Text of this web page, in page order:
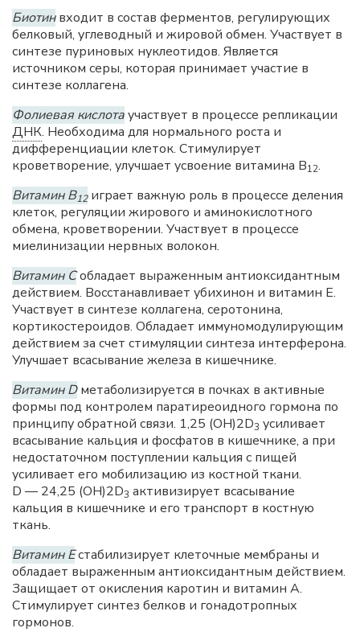
Биотинвходит в состав ферментов, регулирующих
белковый, углеводный и жировой обмен. Участвует в
синтезе пуриновых нуклеотидов. Является
источником серы, которая принимает участие в
синтезе коллагена.
Фолиевая кислотаучаствует в процессе репликации
ДНК. Необходима для нормального роста и
дифференциации клеток. Стимулирует
кроветворение, улучшает усвоение витамина В12.
Витамин В12играет важную роль в процессе деления
клеток, регуляции жирового и аминокислотного
обмена, кроветворении. Участвует в процессе
миелинизации нервных волокон.
Витамин Собладает выраженным антиоксидантным
действием. Восстанавливает убихинон и витамин E.
Участвует в синтезе коллагена, серотонина,
кортикостероидов. Обладает иммуномодулирующим
действием за счет стимуляции синтеза интерферона.
Улучшает всасывание железа в кишечнике.
Витамин Dметаболизируется в почках в активные
формы под контролем паратиреоидного гормона по
принципу обратной связи. 1,25 (ОН)2D3 усиливает
всасывание кальция и фосфатов в кишечнике, а при
недостаточном поступлении кальция с пищей
усиливает его мобилизацию из костной ткани.
D — 24,25 (ОН)2D3 активизирует всасывание
кальция в кишечнике и его транспорт в костную
ткань.
Витамин Естабилизирует клеточные мембраны и
обладает выраженным антиоксидантным действием.
Защищает от окисления каротин и витамин А.
Стимулирует синтез белков и гонадотропных
гормонов.